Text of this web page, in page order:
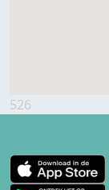
526